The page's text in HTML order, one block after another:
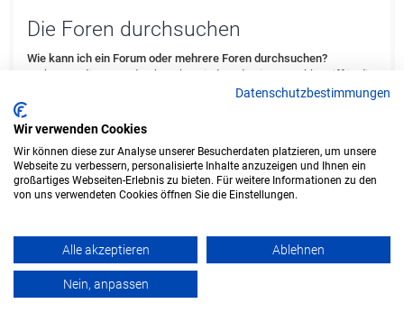
Die Foren durchsuchen
Wie kann ich ein Forum oder mehrere Foren durchsuchen?
Du kannst die Foren durchsuchen, indem du einen Suchbegriff in die
Suchbox eingibst, die du in der Foren-Übersicht, der Foren- oder
indem du den „Erweiterte Suche“-Link anklickst, der von jeder Seite
Nach oben
zu viele gängige Wörter, welche von phpBB nicht indiziert werden.
Stelle eine spezifischere Anfrage und benutze die Optionen, die dir
die erweiterte Suche bietet. Außerdem ist es natürlich auch möglich,
dass dein(e) Suchbegriff(e) hier nirgends im Forum verwendet
Datenschutzbestimmungen
Wir verwenden Cookies
Wir können diese zur Analyse unserer Besucherdaten platzieren, um unsere
Webseite zu verbessern, personalisierte Inhalte anzuzeigen und Ihnen ein
großartiges Webseiten-Erlebnis zu bieten. Für weitere Informationen zu den
von uns verwendeten Cookies öffnen Sie die Einstellungen.
Alle akzeptieren Ablehnen
Nein, anpassen